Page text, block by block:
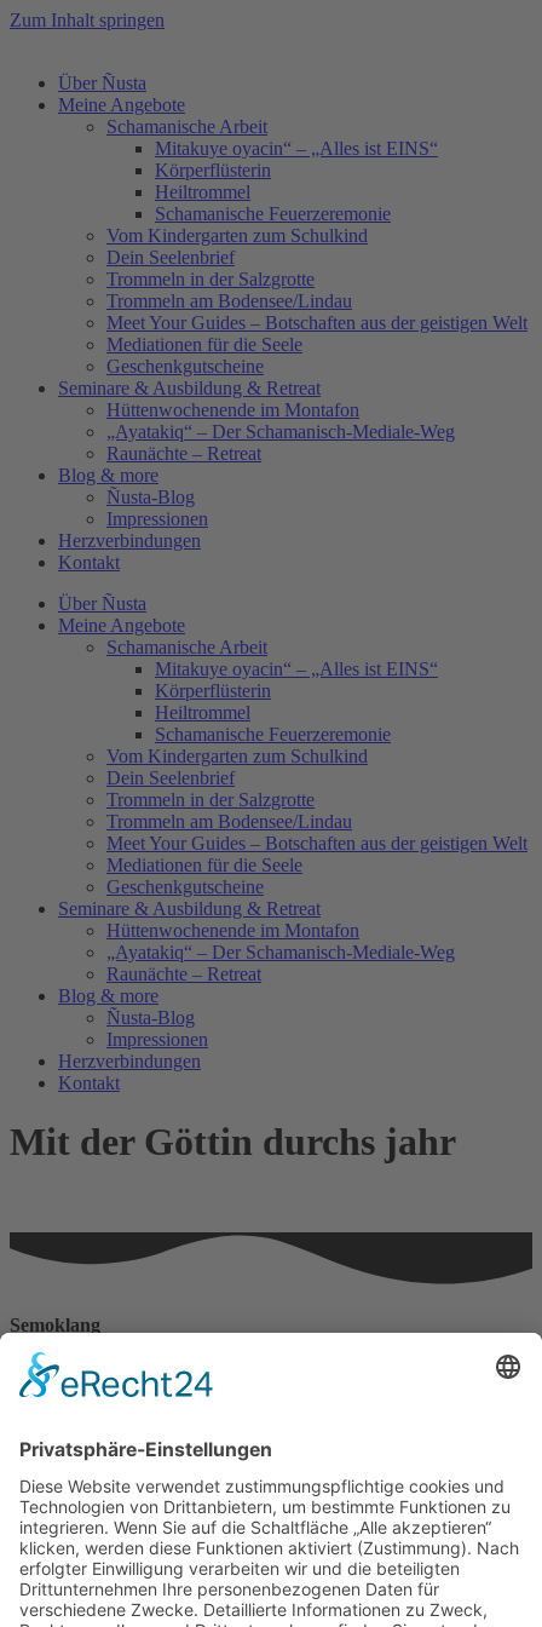
Zum Inhalt springen
Über Ñusta
Meine Angebote
Schamanische Arbeit
Mitakuye oyacin“ – „Alles ist EINS“
Körperflüsterin
Heiltrommel
Schamanische Feuerzeremonie
Vom Kindergarten zum Schulkind
Dein Seelenbrief
Trommeln in der Salzgrotte
Trommeln am Bodensee/Lindau
Meet Your Guides – Botschaften aus der geistigen Welt
Mediationen für die Seele
Geschenkgutscheine
Seminare & Ausbildung & Retreat
Hüttenwochenende im Montafon
„Ayatakiq“ – Der Schamanisch-Mediale-Weg
Raunächte – Retreat
Blog & more
Ñusta-Blog
Impressionen
Herzverbindungen
Kontakt
Über Ñusta
Meine Angebote
Schamanische Arbeit
Mitakuye oyacin“ – „Alles ist EINS“
Körperflüsterin
Heiltrommel
Schamanische Feuerzeremonie
Vom Kindergarten zum Schulkind
Dein Seelenbrief
Trommeln in der Salzgrotte
Trommeln am Bodensee/Lindau
Meet Your Guides – Botschaften aus der geistigen Welt
Mediationen für die Seele
Geschenkgutscheine
Seminare & Ausbildung & Retreat
Hüttenwochenende im Montafon
„Ayatakiq“ – Der Schamanisch-Mediale-Weg
Raunächte – Retreat
Blog & more
Ñusta-Blog
Impressionen
Herzverbindungen
Kontakt
Mit der Göttin durchs jahr
Semoklang
Haus der Lebenskraft
Erzbergerstr. 15
88239 Wangen
Telefonnummer: 0170 777 4388
Impressum
Datenschutzerklärungen
Datenschutzerklärung
Datenschutzerklärung Social–Media–Auftritte